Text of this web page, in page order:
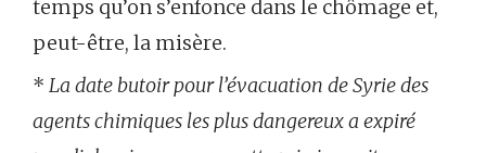
temps qu’on s’enfonce dans le chômage et,
peut-être, la misère.
* La date butoir pour l’évacuation de Syrie des
agents chimiques les plus dangereux a expiré